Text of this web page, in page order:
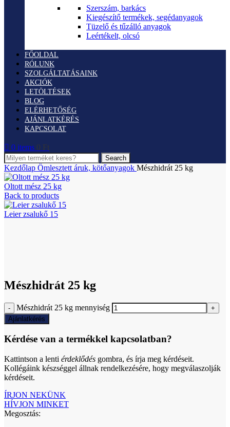
Szerszám, barkács
Kiegészítő termékek, segédanyagok
Tüzelő és tűzálló anyagok
Leértékelt, olcsó
FŐOLDAL
RÓLUNK
SZOLGÁLTATÁSAINK
AKCIÓK
LETÖLTÉSEK
BLOG
ELÉRHETŐSÉG
AJÁNLATKÉRÉS
KAPCSOLAT
0 items 0 Ft
Search
Kezdőlap Ömlesztett áruk, kötőanyagok Mészhidrát 25 kg
Oltott mész 25 kg
Back to products
Leier zsalukő 15
Mészhidrát 25 kg
Mészhidrát 25 kg mennyiség
Ajánlatkérés
Kérdése van a termékkel kapcsolatban?
Kattintson a lenti érdeklődés gombra, és írja meg kérdéseit.
Kollégáink készséggel állnak rendelkezésére, hogy megválaszolják
kérdéseit.
ÍRJON NEKÜNK
HÍVJON MINKET
Megosztás: